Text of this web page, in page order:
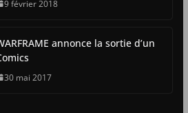
9 février 2018
annonce la sortie d’un
30 mai 2017